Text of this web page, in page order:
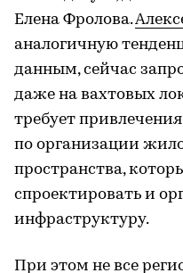
Елена Фролова.
аналогичную
данным, сейчас
даже на вахтовых
требует
по организации
пространства,
спроектировать и
инфраструктуру.
При этом не все